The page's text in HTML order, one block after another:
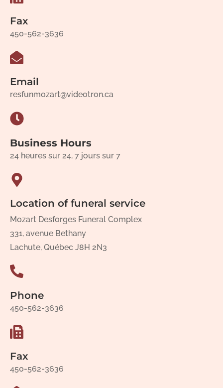
Fax
450-562-3636
Email
resfunmozart@videotron.ca
Business Hours
24 heures sur 24, 7 jours sur 7
Location of funeral service
Mozart Desforges Funeral Complex
331, avenue Bethany
Lachute, Québec J8H 2N3
Phone
450-562-3636
Fax
450-562-3636